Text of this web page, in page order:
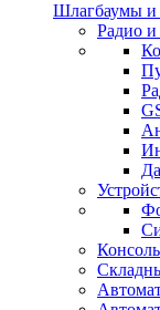
Шлагбаумы и
Радио